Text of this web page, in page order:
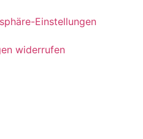
Einstellungen
widerrufen